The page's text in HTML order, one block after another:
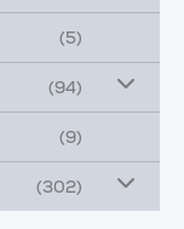
(5)
(94)
(9)
(302)